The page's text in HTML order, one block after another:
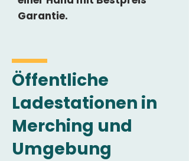
Garantie.
Öffentliche
Ladestationen in
Merching und
Umgebung